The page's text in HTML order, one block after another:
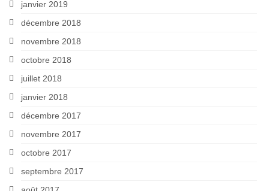
janvier 2019
décembre 2018
novembre 2018
octobre 2018
juillet 2018
janvier 2018
décembre 2017
novembre 2017
octobre 2017
septembre 2017